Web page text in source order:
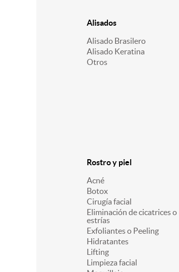
Alisados
Alisado Brasilero
Alisado Keratina
Otros
Rostro y piel
Acné
Botox
Cirugía facial
Eliminación de cicatrices o
estrías
Exfoliantes o Peeling
Hidratantes
Lifting
Limpieza facial